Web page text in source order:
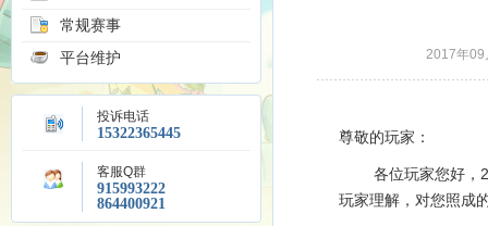
常规赛事
平台维护
投诉电话
15322365445
客服Q群
915993222
864400921
2017年09
尊敬的玩家：
各位玩家您好，
玩家理解，对您照成